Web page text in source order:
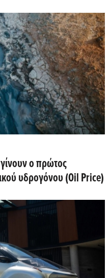
ο πρώτος
υδρογόνου (Oil Price)